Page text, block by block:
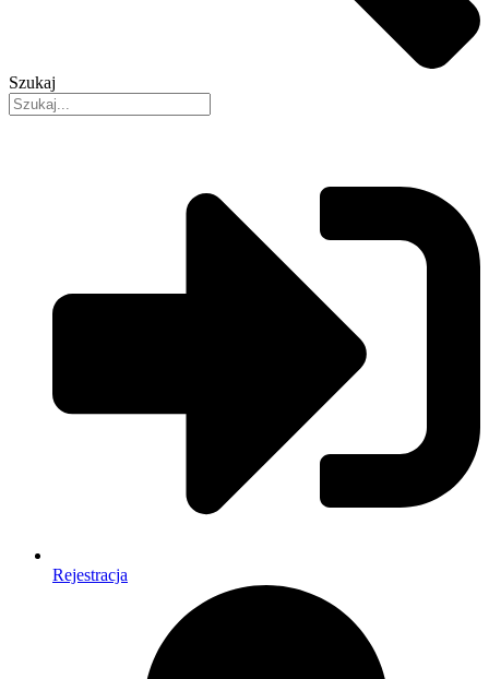
Szukaj
Rejestracja